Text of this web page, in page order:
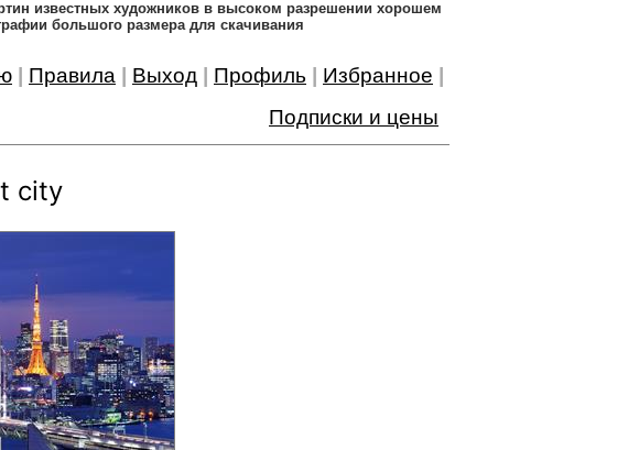
известных художников в высоком разрешении хорошем
большого размера для скачивания
Правила Выход Профиль Избранное
Подписки и цены
city